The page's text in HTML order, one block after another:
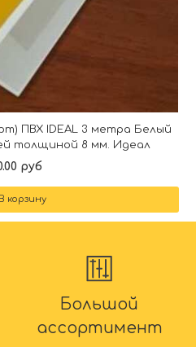
ПВХ IDEAL 3 метра Белый
толщиной 8 мм. Идеал
руб
В корзину
Большой
ассортимент